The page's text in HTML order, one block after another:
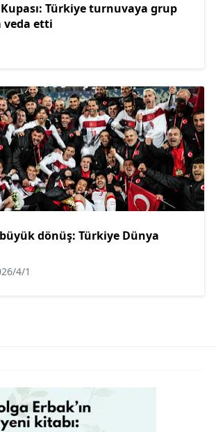
Türkiye turnuvaya grup
veda etti
dönüş: Türkiye Dünya
4/1